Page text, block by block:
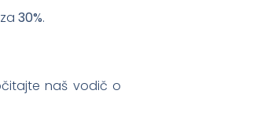
30%.
naš vodič o